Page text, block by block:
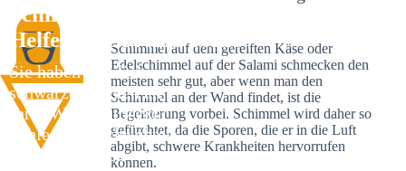
Schimmelexperte in Rot – Ihr
Helfer an Ort und Stelle
Sie haben kürzlich
schwarze Flecken an
Ihrer Wand entdeckt?
Schlechte Nachrichten:
Sie haben einen
Schimmel auf dem gereiften Käse oder
Edelschimmel auf der Salami schmecken den
meisten sehr gut, aber wenn man den
Schimmel an der Wand findet, ist die
Begeisterung vorbei. Schimmel wird daher so
gefürchtet, da die Sporen, die er in die Luft
abgibt, schwere Krankheiten hervorrufen
können.